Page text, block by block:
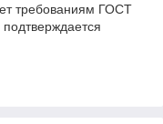
требованиям ГОСТ